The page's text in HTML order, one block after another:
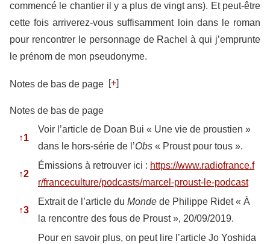
commencé le chantier il y a plus de vingt ans). Et peut-être
cette fois arriverez-vous suffisamment loin dans le roman
pour rencontrer le personnage de Rachel à qui j’emprunte
le prénom de mon pseudonyme.
Notes de bas de page [+]
Notes de bas de page
↑1
Voir l’article de Doan Bui « Une vie de proustien »
dans le hors-série de l’Obs « Proust pour tous ».
↑2
Émissions à retrouver ici : https://www.radiofrance.f
r/franceculture/podcasts/marcel-proust-le-podcast
↑3
Extrait de l’article du Monde de Philippe Ridet « À
la rencontre des fous de Proust », 20/09/2019.
Pour en savoir plus, on peut lire l’article Jo Yoshida